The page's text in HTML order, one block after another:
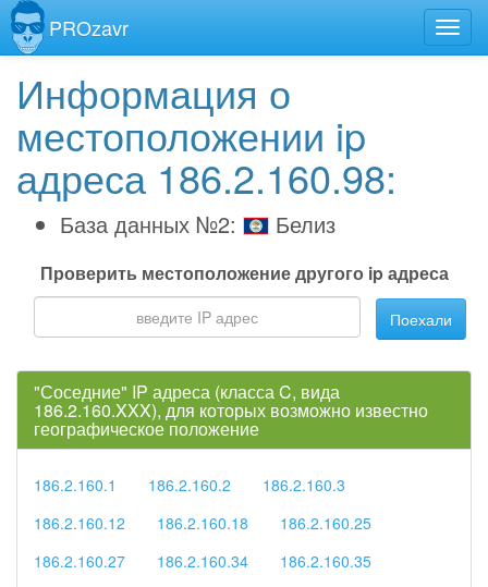
PROzavr
Информация о
местоположении ip
адреса 186.2.160.98:
База данных №2: Белиз
Проверить местоположение другого ip адреса
Поехали
"Соседние" IP адреса (класса C, вида
186.2.160.XXX), для которых возможно известно
географическое положение
186.2.160.1 186.2.160.2
186.2.160.3
186.2.160.12
186.2.160.18
186.2.160.25
186.2.160.27
186.2.160.34
186.2.160.35